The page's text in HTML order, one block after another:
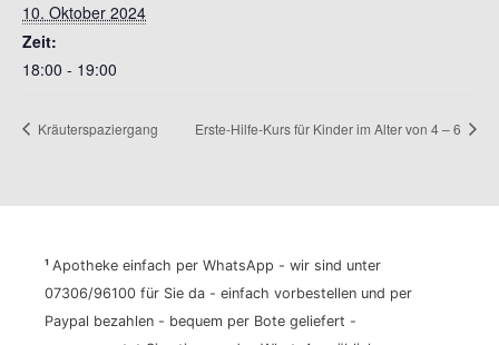
10. Oktober 2024
Zeit:
18:00 - 19:00
Kräuterspaziergang Erste-Hilfe-Kurs für Kinder im Alter von 4 – 6
¹ Apotheke einfach per WhatsApp - wir sind unter
07306/96100 für Sie da - einfach vorbestellen und per
Paypal bezahlen - bequem per Bote geliefert -